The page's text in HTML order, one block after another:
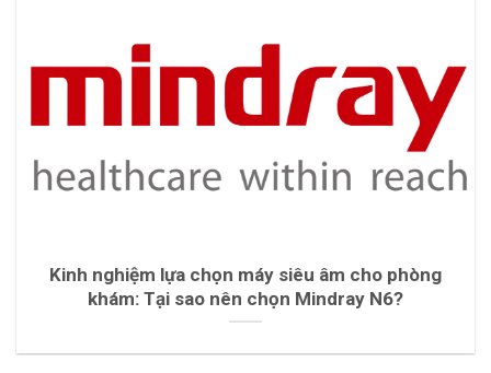
Kinh nghiệm lựa chọn máy siêu âm cho phòng
khám: Tại sao nên chọn Mindray N6?